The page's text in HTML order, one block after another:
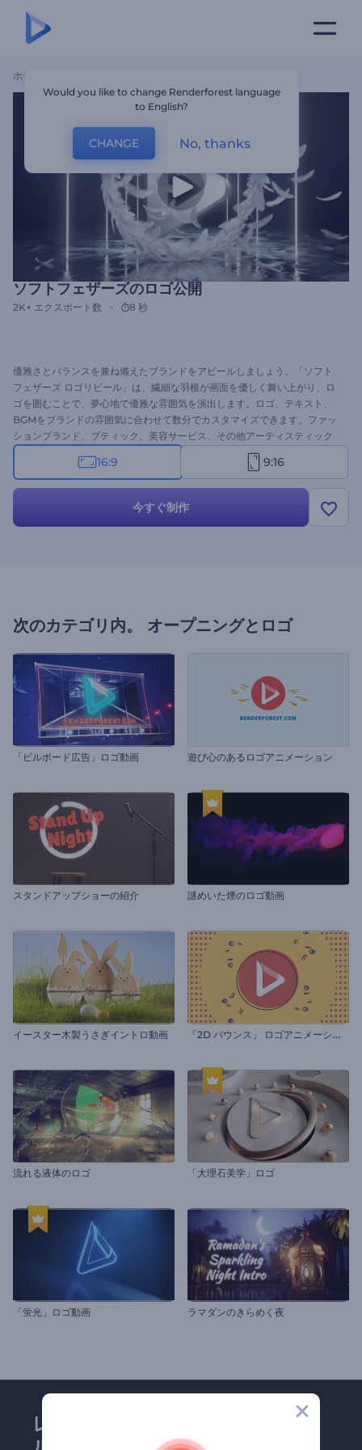
ホーム
ソフトフェザーズのロゴ公開
2K+ エクスポート数 8 秒
優雅さとバランスを兼ね備えたブランドをアピールしましょう。「ソフト
フェザーズ ロゴリビール」は、繊細な羽根が画面を優しく舞い上がり、ロ
ゴを囲むことで、夢心地で優雅な雰囲気を演出します。ロゴ、テキスト、
BGMをブランドの雰囲気に合わせて数分でカスタマイズできます。ファッ
ションブランド、ブティック、美容サービス、その他アーティスティック
なプレゼンテーションに最適です。今すぐ作成して、優雅にブランドをア
ピールしましょう！16:9 9:16
今すぐ制作
次のカテゴリ内。 オープニングとロゴ
「ビルボード広告」ロゴ動画 遊び心のあるロゴアニメーション
スタンドアップショーの紹介 謎めいた煙のロゴ動画
イースター木製うさぎイントロ動画 「
2D バウンス」 ロゴアニメーション
流れる液体のロゴ 「大理石美学」ロゴ
「蛍光」ロゴ動画 ラマダンのきらめく夜
レンダーフォレストのメー
Would you like to change Renderforest language
to English?
CHANGE No, thanks